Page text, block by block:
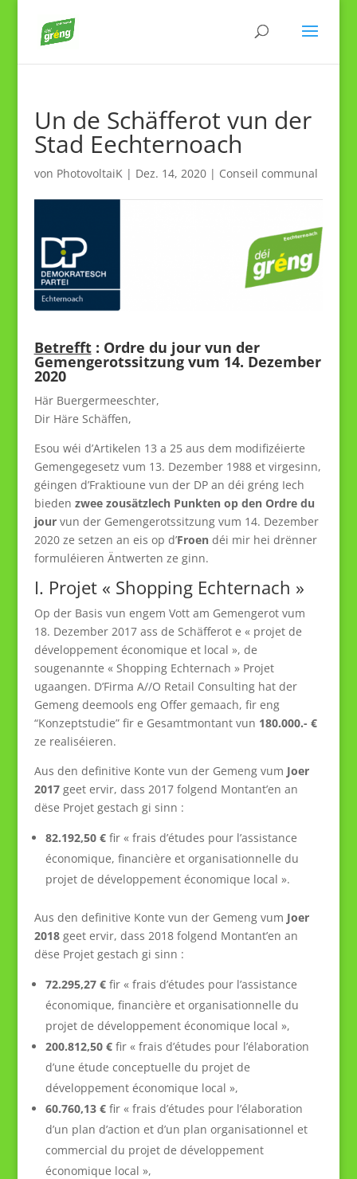
Un de Schäfferot vun der
Stad Eechternoach
von PhotovoltaiK| Dez. 14, 2020| Conseil communal
Betrefft: Ordre du jour vun der
Gemengerotssitzung vum 14. Dezember
2020
Här Buergermeeschter,
Dir Häre Schäffen,
Esou wéi d’Artikelen 13 a 25 aus dem modifizéierte
Gemengegesetz vum 13. Dezember 1988 et virgesinn,
géingen d’Fraktioune vun der DP an déi gréng Iech
bieden zwee zousätzlech Punkten op den Ordre du
jourvun der Gemengerotssitzung vum 14. Dezember
2020 ze setzen an eis op d’Froendéi mir hei drënner
formuléieren Äntwerten ze ginn.
I. Projet « Shopping Echternach »
Op der Basis vun engem Vott am Gemengerot vum
18. Dezember 2017 ass de Schäfferot e « projet de
développement économique et local », de
sougenannte « Shopping Echternach » Projet
ugaangen. D’Firma A//O Retail Consulting hat der
Gemeng deemools eng Offer gemaach, fir eng
“Konzeptstudie” fir e Gesamtmontant vun 180.000.- €
ze realiséieren.
Aus den definitive Konte vun der Gemeng vum Joer
2017geet ervir, dass 2017 folgend Montant’en an
dëse Projet gestach gi sinn :
82.192,50 €fir « frais d’études pour l’assistance
économique, financière et organisationnelle du
projet de développement économique local ».
Aus den definitive Konte vun der Gemeng vum Joer
2018geet ervir, dass 2018 folgend Montant’en an
dëse Projet gestach gi sinn :
72.295,27 €fir « frais d’études pour l’assistance
économique, financière et organisationnelle du
projet de développement économique local »,
200.812,50 €fir « frais d’études pour l’élaboration
d’une étude conceptuelle du projet de
développement économique local »,
60.760,13 €fir « frais d’études pour l’élaboration
d’un plan d’action et d’un plan organisationnel et
commercial du projet de développement
économique local »,